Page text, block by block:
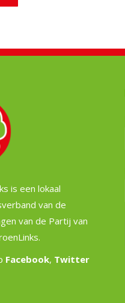
is een lokaal
van de
van de Partij van
Facebook, Twitter